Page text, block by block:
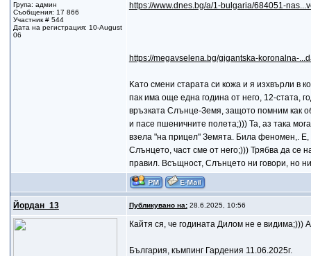
Група: админ
Съобщения: 17 866
Участник # 544
Дата на регистрация: 10-August
06
https://www.dnes.bg/a/1-bulgaria/684051-
https://megavselena.bg/gigantska-koronalna-
Kaто смени старата си кожа и я изхвърли в
пак има още една година от него, 12-стата,
връзката Слънце-Земя, защото помним как
и пасе пшеничните полета;))) Та, аз така
взела "на прицел" Земята. Била феномен,. Е,
Слънцето, част сме от него;))) Трябва да се
правил. Всъщност, Слънцето ни говори, но
Йордан_13 Публикувано на:28.6.2025, 10:56
Кайтя ся, че годината Дилом не е видима;)))
България, къмпинг Гардения 11.06.2025г.